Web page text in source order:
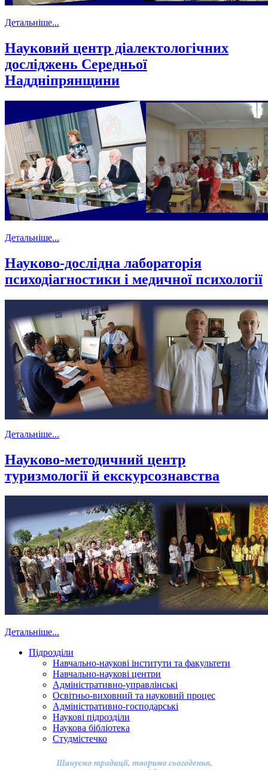
Детальніше...
Науковий центр діалектологічних
досліджень Середньої
Наддніпрянщини
Детальніше...
Науково-дослідна лабораторія
психодіагностики і медичної психології
Детальніше...
Науково-методичний центр
туризмології й екскурсознавства
Детальніше...
Підрозділи
Навчально-наукові інститути та факультети
Навчально-наукові центри
Адміністративно-управлінські
Освітньо-виховний та науковий процес
Адміністративно-господарські
Наукові підрозділи
Наукова бібліотека
Студмістечко